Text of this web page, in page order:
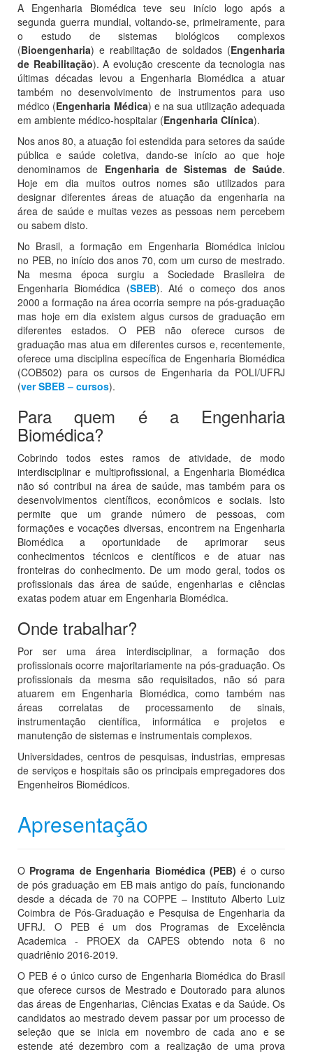
A Engenharia Biomédica teve seu início logo após a
segunda guerra mundial, voltando-se, primeiramente, para
o estudo de sistemas biológicos complexos
(Bioengenharia) e reabilitação de soldados (Engenharia
de Reabilitação). A evolução crescente da tecnologia nas
últimas décadas levou a Engenharia Biomédica a atuar
também no desenvolvimento de instrumentos para uso
médico (Engenharia Médica) e na sua utilização adequada
em ambiente médico-hospitalar (Engenharia Clínica).
Nos anos 80, a atuação foi estendida para setores da saúde
pública e saúde coletiva, dando-se início ao que hoje
denominamos de Engenharia de Sistemas de Saúde.
Hoje em dia muitos outros nomes são utilizados para
designar diferentes áreas de atuação da engenharia na
área de saúde e muitas vezes as pessoas nem percebem
ou sabem disto.
No Brasil, a formação em Engenharia Biomédica iniciou
no PEB, no início dos anos 70, com um curso de mestrado.
Na mesma época surgiu a Sociedade Brasileira de
Engenharia Biomédica (SBEB). Até o começo dos anos
2000 a formação na área ocorria sempre na pós-graduação
mas hoje em dia existem algus cursos de graduação em
diferentes estados. O PEB não oferece cursos de
graduação mas atua em diferentes cursos e, recentemente,
oferece uma disciplina específica de Engenharia Biomédica
(COB502) para os cursos de Engenharia da POLI/UFRJ
(ver SBEB – cursos).
Para quem é a Engenharia
Biomédica?
Cobrindo todos estes ramos de atividade, de modo
interdisciplinar e multiprofissional, a Engenharia Biomédica
não só contribui na área de saúde, mas também para os
desenvolvimentos científicos, econômicos e sociais. Isto
permite que um grande número de pessoas, com
formações e vocações diversas, encontrem na Engenharia
Biomédica a oportunidade de aprimorar seus
conhecimentos técnicos e científicos e de atuar nas
fronteiras do conhecimento. De um modo geral, todos os
profissionais das área de saúde, engenharias e ciências
exatas podem atuar em Engenharia Biomédica.
Onde trabalhar?
Por ser uma área interdisciplinar, a formação dos
profissionais ocorre majoritariamente na pós-graduação. Os
profissionais da mesma são requisitados, não só para
atuarem em Engenharia Biomédica, como também nas
áreas correlatas de processamento de sinais,
instrumentação científica, informática e projetos e
manutenção de sistemas e instrumentais complexos.
Universidades, centros de pesquisas, industrias, empresas
de serviços e hospitais são os principais empregadores dos
Engenheiros Biomédicos.
Apresentação
O Programa de Engenharia Biomédica (PEB) é o curso
de pós graduação em EB mais antigo do país, funcionando
desde a década de 70 na COPPE – Instituto Alberto Luiz
Coimbra de Pós-Graduação e Pesquisa de Engenharia da
UFRJ. O PEB é um dos Programas de Excelência
Academica - PROEX da CAPES obtendo nota 6 no
quadriênio 2016-2019.
O PEB é o único curso de Engenharia Biomédica do Brasil
que oferece cursos de Mestrado e Doutorado para alunos
das áreas de Engenharias, Ciências Exatas e da Saúde. Os
candidatos ao mestrado devem passar por um processo de
seleção que se inicia em novembro de cada ano e se
estende até dezembro com a realização de uma prova